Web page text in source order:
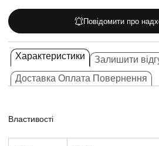
Повідомити про
Характеристики Залишити
Доставка Оплата Повернення
Властивості